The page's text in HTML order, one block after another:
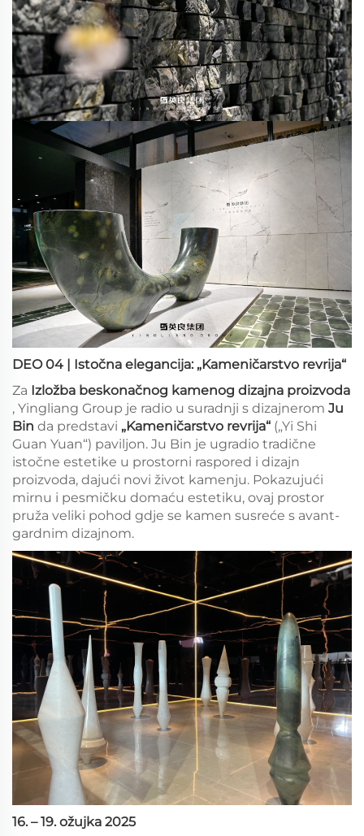
DEO 04 | Istočna elegancija: „Kameničarstvo revrija“
Za Izložba beskonačnog kamenog dizajna proizvoda
, Yingliang Group je radio u suradnji s dizajnerom Ju
Bin da predstavi „Kameničarstvo revrija“ („Yi Shi
Guan Yuan“) paviljon. Ju Bin je ugradio tradične
istočne estetike u prostorni raspored i dizajn
proizvoda, dajući novi život kamenju. Pokazujući
mirnu i pesmičku domaću estetiku, ovaj prostor
pruža veliki pohod gdje se kamen susreće s avant-
gardnim dizajnom.
16. – 19. ožujka 2025